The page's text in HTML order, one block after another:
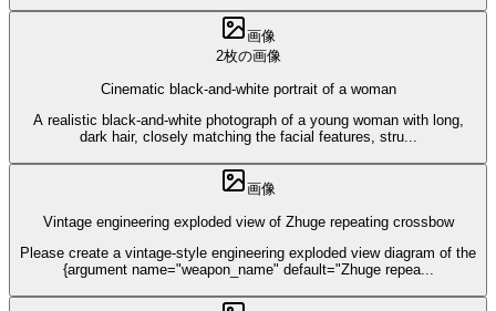
画像
2枚の画像
Cinematic black-and-white portrait of a woman
A realistic black-and-white photograph of a young woman with long,
dark hair, closely matching the facial features, stru...
画像
Vintage engineering exploded view of Zhuge repeating crossbow
Please create a vintage-style engineering exploded view diagram of the
{argument name="weapon_name" default="Zhuge repea...